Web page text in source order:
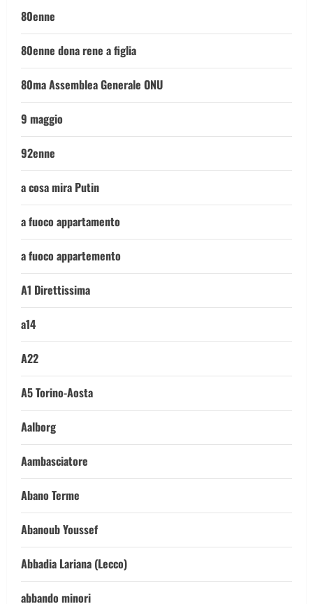
80enne
80enne dona rene a figlia
80ma Assemblea Generale ONU
9 maggio
92enne
a cosa mira Putin
a fuoco appartamento
a fuoco appartemento
A1 Direttissima
a14
A22
A5 Torino-Aosta
Aalborg
Aambasciatore
Abano Terme
Abanoub Youssef
Abbadia Lariana (Lecco)
abbando minori